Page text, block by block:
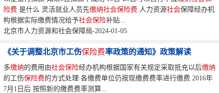
险费 是什么 灵活就业人员先缴纳社会保险费 人力资源社会保障经办机
构根据实际缴费情况给予社会保险补贴...
北京市人力资源和社会保障局-2024-01-05
《关于调整北京市工伤保险费率政策的通知》政策解读
多缴纳的费用由社会保险经办机构根据国家有关规定采取抵充以后缴纳
的工伤保险费的方式处理 各缴费单位仍按现缴费费率进行缴费 2016年
7月1日后 按照新的缴费费率测算...